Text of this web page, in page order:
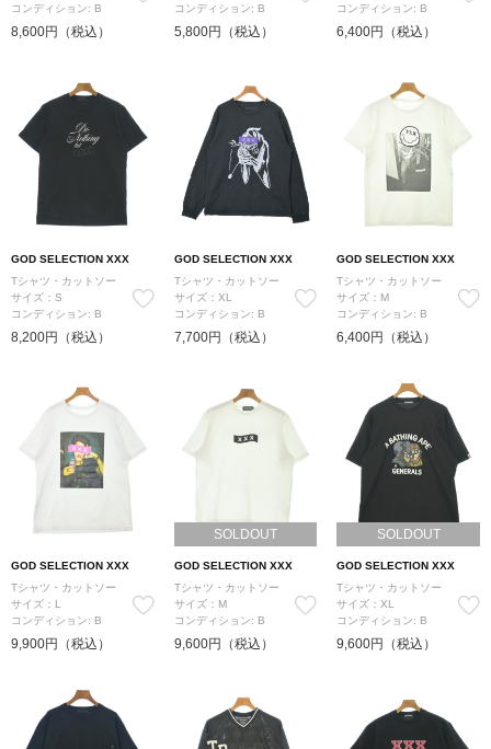
コンディション: B
8,600円（税込）
コンディション: B
5,800円（税込）
コンディション: B
6,400円（税込）
GOD SELECTION XXX
Tシャツ・カットソー
サイズ：S
コンディション: B
8,200円（税込）
GOD SELECTION XXX
Tシャツ・カットソー
サイズ：XL
コンディション: B
7,700円（税込）
GOD SELECTION XXX
Tシャツ・カットソー
サイズ：M
コンディション: B
6,400円（税込）
GOD SELECTION XXX
Tシャツ・カットソー
サイズ：L
コンディション: B
9,900円（税込）
SOLDOUT
GOD SELECTION XXX
Tシャツ・カットソー
サイズ：M
コンディション: B
9,600円（税込）
SOLDOUT
GOD SELECTION XXX
Tシャツ・カットソー
サイズ：XL
コンディション: B
9,600円（税込）